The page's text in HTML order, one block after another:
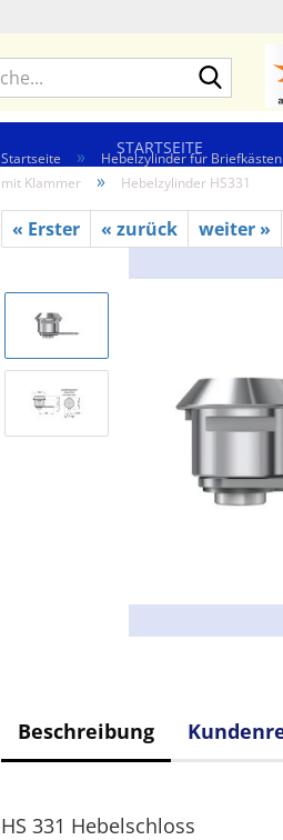
STARTSEITE
Startseite » Hebelzylinder für Briefkästen
mit Klammer » Hebelzylinder HS331
« Erster « zurück weiter »
Beschreibung
HS 331 Hebelschloss